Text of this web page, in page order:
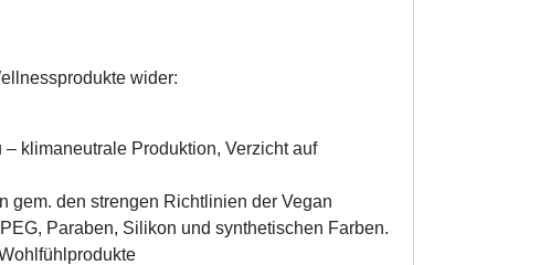
wider:
klimaneutrale Produktion, Verzicht auf
gem. den strengen Richtlinien der Vegan
Paraben, Silikon und synthetischen Farben.